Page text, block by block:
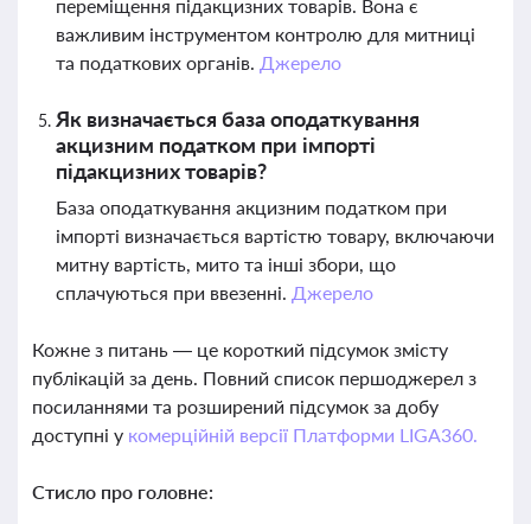
переміщення підакцизних товарів. Вона є
важливим інструментом контролю для митниці
та податкових органів. Джерело
Як визначається база оподаткування
акцизним податком при імпорті
підакцизних товарів?
База оподаткування акцизним податком при
імпорті визначається вартістю товару, включаючи
митну вартість, мито та інші збори, що
сплачуються при ввезенні. Джерело
Кожне з питань — це короткий підсумок змісту
публікацій за день. Повний список першоджерел з
посиланнями та розширений підсумок за добу
доступні у комерційній версії Платформи LIGA360.
Стисло про головне: